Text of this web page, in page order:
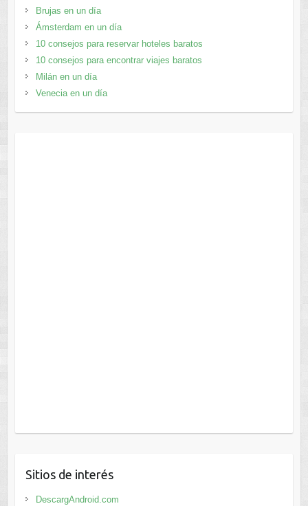
Brujas en un día
Ámsterdam en un día
10 consejos para reservar hoteles baratos
10 consejos para encontrar viajes baratos
Milán en un día
Venecia en un día
Sitios de interés
DescargAndroid.com